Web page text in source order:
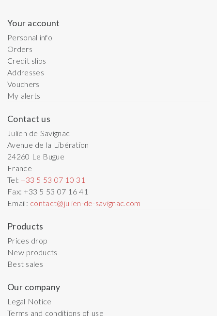
Your account
Personal info
Orders
Credit slips
Addresses
Vouchers
My alerts
Contact us
Julien de Savignac
Avenue de la Libération
24260 Le Bugue
France
Tel:+33 5 53 07 10 31
Fax:+33 5 53 07 16 41
Email: contact@julien-de-savignac.com
Products
Prices drop
New products
Best sales
Our company
Legal Notice
Terms and conditions of use